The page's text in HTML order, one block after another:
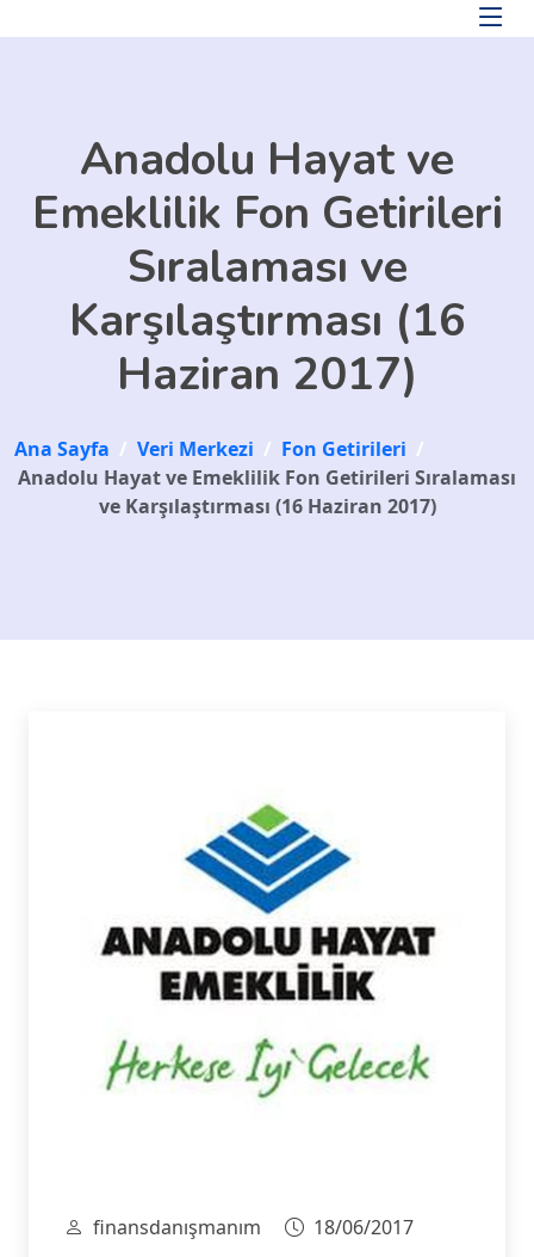
Anadolu Hayat ve
Emeklilik Fon Getirileri
Sıralaması ve
Karşılaştırması (16
Haziran 2017)
Ana Sayfa / Veri Merkezi / Fon Getirileri /
Anadolu Hayat ve Emeklilik Fon Getirileri Sıralaması
ve Karşılaştırması (16 Haziran 2017)
finansdanışmanım
18/06/2017